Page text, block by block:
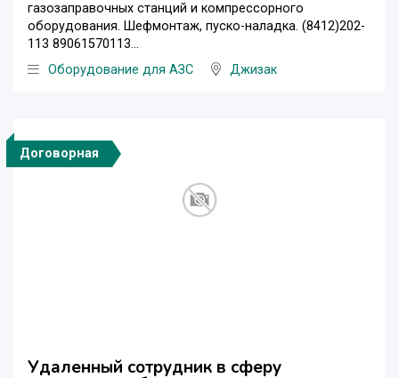
газозаправочных станций и компрессорного
оборудования. Шефмонтаж, пуско-наладка. (8412)202-
113 89061570113...
Оборудование для АЗС
Джизак
Договорная
Удаленный сотрудник в сферу